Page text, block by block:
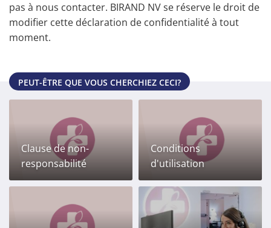
pas à nous contacter. BIRAND NV se réserve le droit de
modifier cette déclaration de confidentialité à tout
moment.
PEUT-ÊTRE QUE VOUS CHERCHIEZ CECI?
Clause de non-
responsabilité
Conditions
d'utilisation